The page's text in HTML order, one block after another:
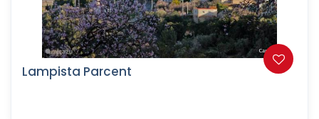
Lampista Parcent